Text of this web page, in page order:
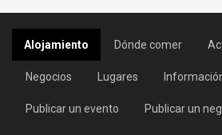
Alojamiento Dónde comer
Negocios Lugares
Publicar un evento Publicar un